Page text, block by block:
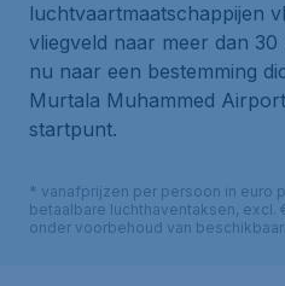
luchtvaartmaatschappijen
vliegveld naar meer dan
nu naar een bestemming
Murtala Muhammed
startpunt.
* vanafprijzen per persoon in euro
betaalbare luchthaventaksen, excl.
onder voorbehoud van